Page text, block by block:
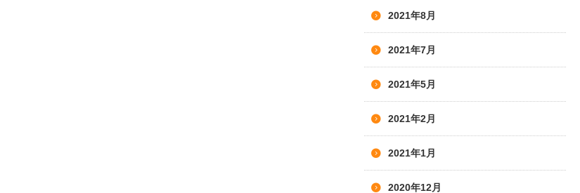
2021年8月
2021年7月
2021年5月
2021年2月
2021年1月
2020年12月